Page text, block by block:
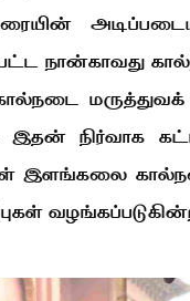
நான்காவது
மருத்துவக்
இதன் நிர்வாக
இளங்கலை